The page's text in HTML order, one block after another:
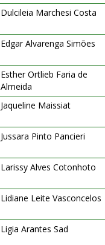
Dulcileia Marchesi Costa
Edgar Alvarenga Simões
Esther Ortlieb Faria de
Almeida
Jaqueline Maissiat
Jussara Pinto Pancieri
Larissy Alves Cotonhoto
Lidiane Leite Vasconcelos
Ligia Arantes Sad